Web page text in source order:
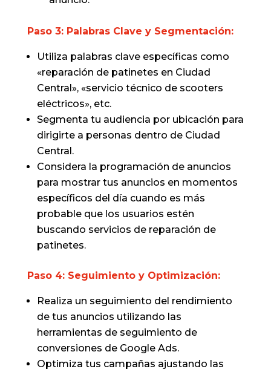
Paso 3: Palabras Clave y Segmentación:
Utiliza palabras clave específicas como
«reparación de patinetes en Ciudad
Central», «servicio técnico de scooters
eléctricos», etc.
Segmenta tu audiencia por ubicación para
dirigirte a personas dentro de Ciudad
Central.
Considera la programación de anuncios
para mostrar tus anuncios en momentos
específicos del día cuando es más
probable que los usuarios estén
buscando servicios de reparación de
patinetes.
Paso 4: Seguimiento y Optimización:
Realiza un seguimiento del rendimiento
de tus anuncios utilizando las
herramientas de seguimiento de
conversiones de Google Ads.
Optimiza tus campañas ajustando las